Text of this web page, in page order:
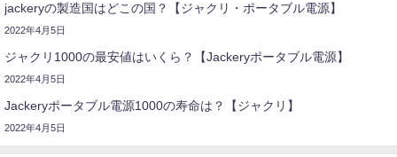
jackeryの製造国はどこの国？【ジャクリ・ポータブル電源】
2022年4月5日
ジャクリ1000の最安値はいくら？【Jackeryポータブル電源】
2022年4月5日
Jackeryポータブル電源1000の寿命は？【ジャクリ】
2022年4月5日